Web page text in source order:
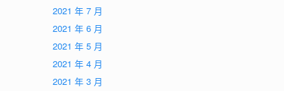
2021 年 7 月
2021 年 6 月
2021 年 5 月
2021 年 4 月
2021 年 3 月